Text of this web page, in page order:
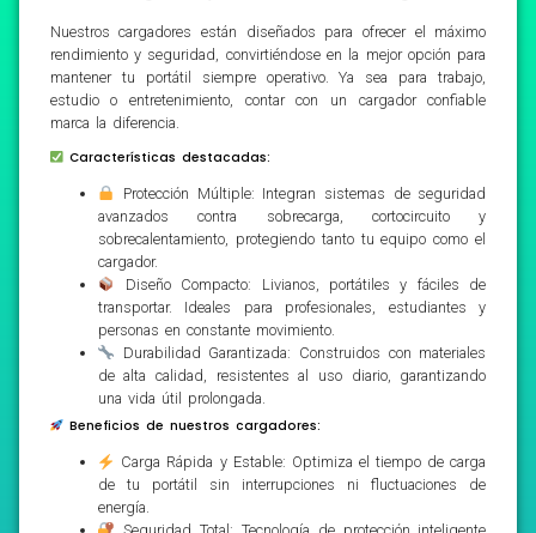
Nuestros cargadores están diseñados para ofrecer el máximo
rendimiento y seguridad, convirtiéndose en la mejor opción para
mantener tu portátil siempre operativo. Ya sea para trabajo,
estudio o entretenimiento, contar con un cargador confiable
marca la diferencia.
Características destacadas:
Protección Múltiple: Integran sistemas de seguridad
avanzados contra sobrecarga, cortocircuito y
sobrecalentamiento, protegiendo tanto tu equipo como el
cargador.
Diseño Compacto: Livianos, portátiles y fáciles de
transportar. Ideales para profesionales, estudiantes y
personas en constante movimiento.
Durabilidad Garantizada: Construidos con materiales
de alta calidad, resistentes al uso diario, garantizando
una vida útil prolongada.
Beneficios de nuestros cargadores:
Carga Rápida y Estable: Optimiza el tiempo de carga
de tu portátil sin interrupciones ni fluctuaciones de
energía.